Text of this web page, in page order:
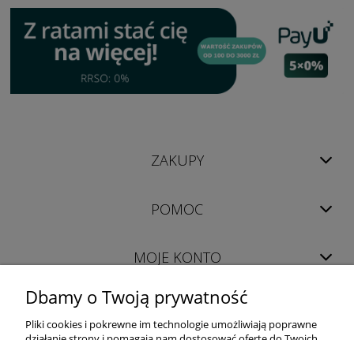
ZAKUPY
POMOC
MOJE KONTO
INFORMACJE
Dbamy o Twoją prywatność
Pliki cookies i pokrewne im technologie umożliwiają poprawne